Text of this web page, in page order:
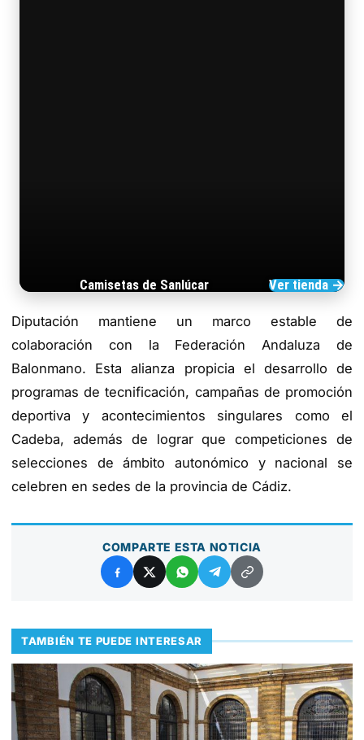
Camisetas de Sanlúcar Ver tienda →
Diputación mantiene un marco estable de
colaboración con la Federación Andaluza de
Balonmano. Esta alianza propicia el desarrollo de
programas de tecnificación, campañas de promoción
deportiva y acontecimientos singulares como el
Cadeba, además de lograr que competiciones de
selecciones de ámbito autonómico y nacional se
celebren en sedes de la provincia de Cádiz.
COMPARTE ESTA NOTICIA
TAMBIÉN TE PUEDE INTERESAR